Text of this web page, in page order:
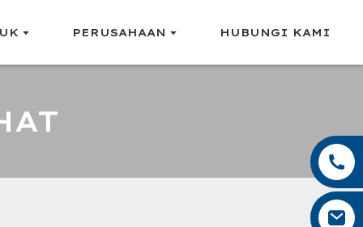
PERUSAHAAN HUBUNGI KAMI
+86 0592 5599526